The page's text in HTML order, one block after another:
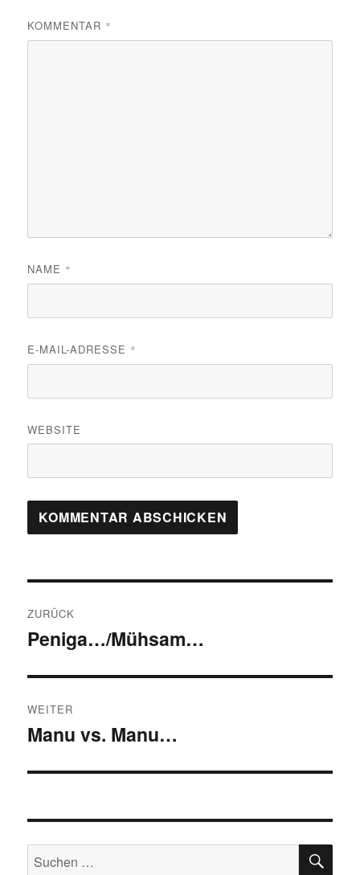
KOMMENTAR *
NAME *
E-MAIL-ADRESSE *
WEBSITE
ZURÜCK
Vorheriger
Peniga…/Mühsam…
WEITER
Nächster
Manu vs. Manu…
Suchen